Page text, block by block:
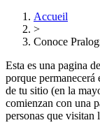
Accueil
>
Conoce
Esta es una pagina
porque permanecerá
de tu sitio (en la
comienzan con una
personas que visitan